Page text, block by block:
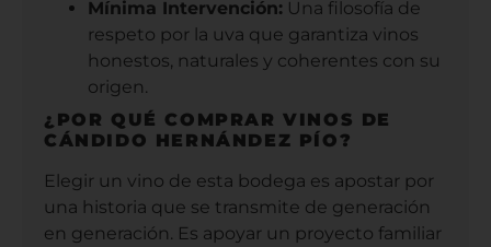
Mínima Intervención: Una filosofía de
respeto por la uva que garantiza vinos
honestos, naturales y coherentes con su
origen.
¿POR QUÉ COMPRAR VINOS DE
CÁNDIDO HERNÁNDEZ PÍO?
Elegir un vino de esta bodega es apostar por
una historia que se transmite de generación
en generación. Es apoyar un proyecto familiar